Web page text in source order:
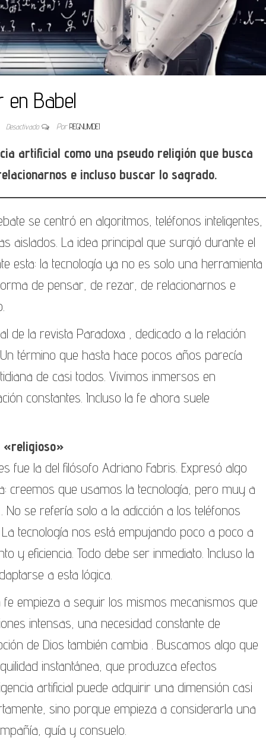
en Babel
Desactivado Por REGNUMDEI
artificial como una pseudo religión que busca
e incluso buscar lo sagrado.
se centró en algoritmos, teléfonos inteligentes,
aislados. La idea principal que surgió durante el
esta: la tecnología ya no es solo una herramienta
de pensar, de rezar, de relacionarnos e
de la revista Paradoxa , dedicado a la relación
término que hasta hace pocos años parecía
de casi todos. Vivimos inmersos en
constantes. Incluso la fe ahora suele
«religioso»
fue la del filósofo Adriano Fabris. Expresó algo
creemos que usamos la tecnología, pero muy a
se refería solo a la adicción a los teléfonos
tecnología nos está empujando poco a poco a
y eficiencia. Todo debe ser inmediato. Incluso la
a esta lógica.
empieza a seguir los mismos mecanismos que
intensas, una necesidad constante de
de Dios también cambia . Buscamos algo que
instantánea, que produzca efectos
artificial puede adquirir una dimensión casi
sino porque empieza a considerarla una
guía y consuelo.